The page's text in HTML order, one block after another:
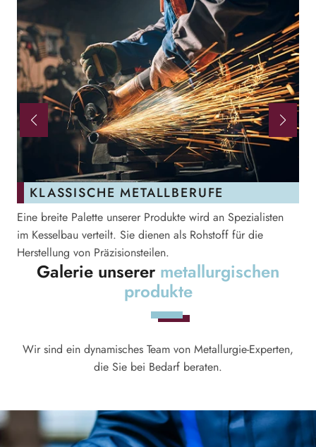
KLASSISCHE METALLBERUFE
Eine breite Palette unserer Produkte wird an Spezialisten
im Kesselbau verteilt. Sie dienen als Rohstoff für die
Herstellung von Präzisionsteilen.
Galerie unserer metallurgischen
produkte
Wir sind ein dynamisches Team von Metallurgie-Experten,
die Sie bei Bedarf beraten.